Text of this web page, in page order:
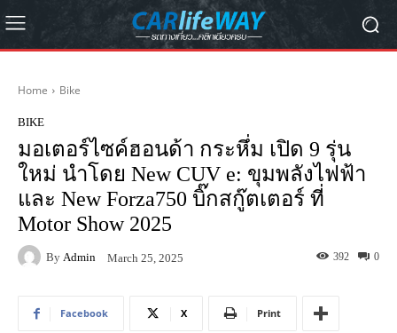
Home Bike
BIKE
มอเตอร์ไซค์ฮอนด้า กระหึ่ม เปิด 9 รุ่น
ใหม่ นำโดย New CUV e: ขุมพลังไฟฟ้า
และ New Forza750 บิ๊กสกู๊ตเตอร์ ที่
Motor Show 2025
By Admin March 25, 2025 0
392
Facebook X Print